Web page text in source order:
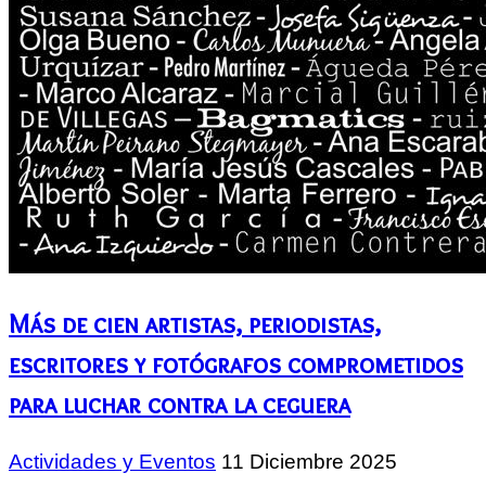
Más de cien artistas, periodistas,
escritores y fotógrafos comprometidos
para luchar contra la ceguera
Actividades y Eventos 11 Diciembre 2025